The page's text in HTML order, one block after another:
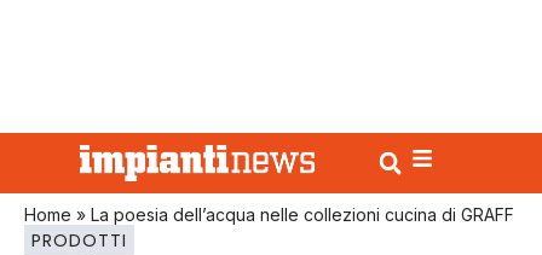
Home » La poesia dell’acqua nelle collezioni cucina di GRAFF
PRODOTTI